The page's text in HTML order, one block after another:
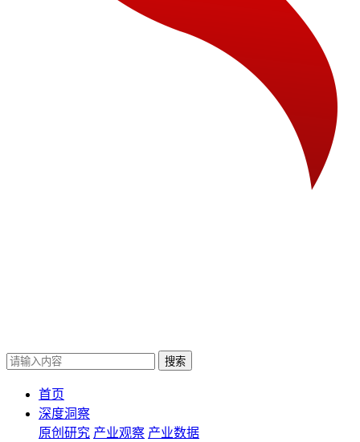
首页
深度洞察
原创研究 产业观察 产业数据